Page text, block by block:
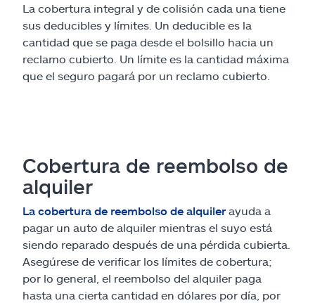
La cobertura integral y de colisión cada una tiene
sus deducibles y límites. Un deducible es la
cantidad que se paga desde el bolsillo hacia un
reclamo cubierto. Un límite es la cantidad máxima
que el seguro pagará por un reclamo cubierto.
Cobertura de reembolso de
alquiler
La cobertura de reembolso de alquilerayuda a
pagar un auto de alquiler mientras el suyo está
siendo reparado después de una pérdida cubierta.
Asegúrese de verificar los límites de cobertura;
por lo general, el reembolso del alquiler paga
hasta una cierta cantidad en dólares por día, por